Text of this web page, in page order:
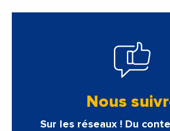
Nous
Sur les réseaux ! Du